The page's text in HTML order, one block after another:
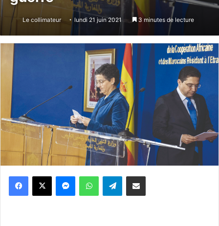
Le collimateur lundi 21 juin 2021 3 minutes de lecture
WhatsApp Telegram